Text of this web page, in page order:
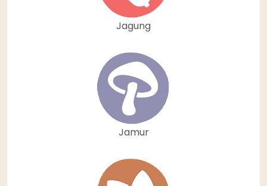
Jagung
Jamur